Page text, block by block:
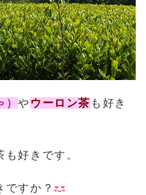
）や ウーロン茶 も好き
も好きです。
ですか？